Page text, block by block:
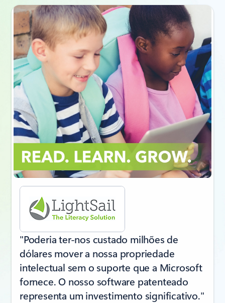
A mostrar o diapositivo 1 de 2
"Poderia ter-nos custado milhões de
dólares mover a nossa propriedade
intelectual sem o suporte que a Microsoft
fornece. O nosso software patenteado
representa um investimento significativo."